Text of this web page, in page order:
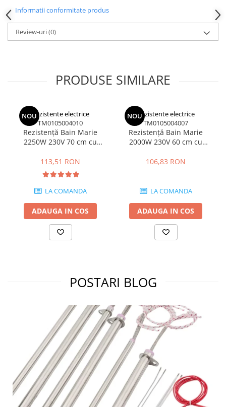
Informatii conformitate produs
Review-uri(0)
PRODUSE SIMILARE
NOURezistente electrice
TM0105004010
Rezistență Bain Marie
2250W 230V 70 cm cu
113,51 RON
LA COMANDA
ADAUGA IN COS
NOURezistente electrice
TM0105004007
Rezistență Bain Marie
2000W 230V 60 cm cu
106,83 RON
LA COMANDA
ADAUGA IN COS
POSTARI BLOG